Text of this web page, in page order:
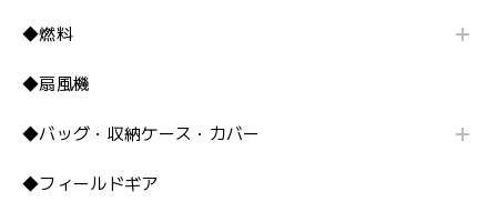
◆燃料
◆扇風機
◆バッグ・収納ケース・カバー
◆フィールドギア